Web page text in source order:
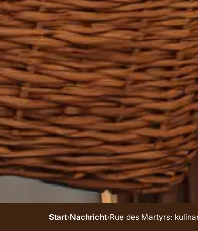
Start›Nachricht›Rue des Martyrs: